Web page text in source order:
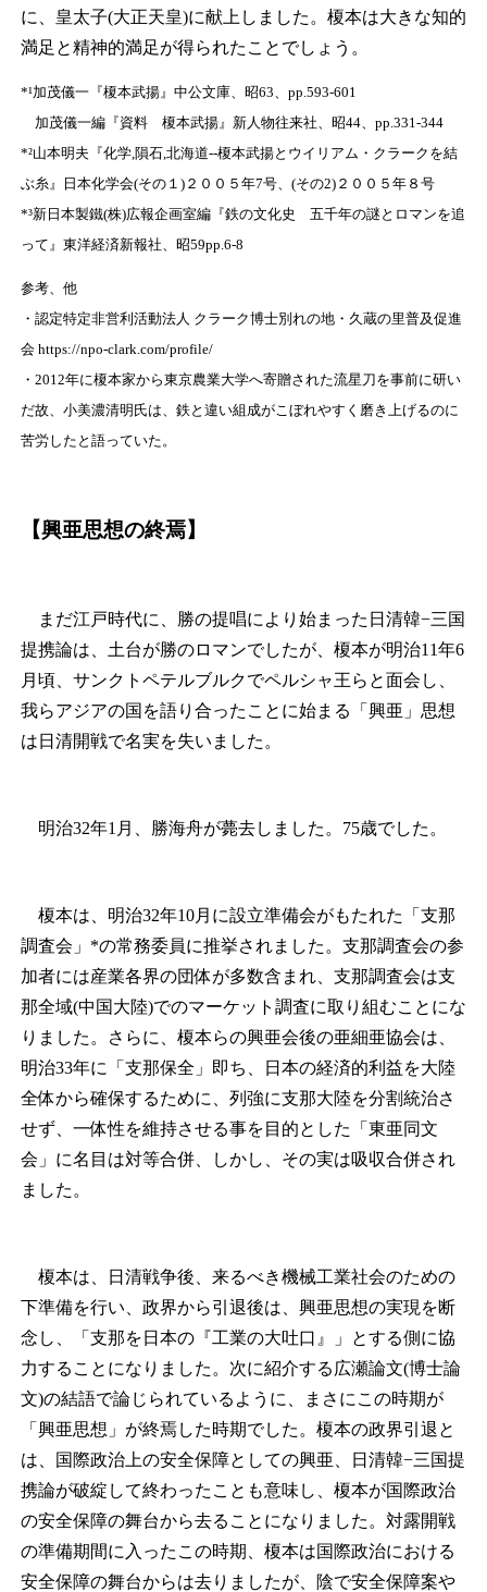
に、皇太子(大正天皇)に献上しました。榎本は大きな知的
満足と精神的満足が得られたことでしょう。
*¹加茂儀一『榎本武揚』中公文庫、昭63、pp.593-601
加茂儀一編『資料 榎本武揚』新人物往来社、昭44、pp.331-344
*²山本明夫『化学,隕石,北海道--榎本武揚とウイリアム・クラークを結
ぶ糸』日本化学会(その１)２００５年7号、(その2)２００５年８号
*³新日本製鐵(株)広報企画室編『鉄の文化史 五千年の謎とロマンを追
って』東洋経済新報社、昭59pp.6-8
参考、他
・認定特定非営利活動法人 クラーク博士別れの地・久蔵の里普及促進
会 https://npo-clark.com/profile/
・2012年に榎本家から東京農業大学へ寄贈された流星刀を事前に研い
だ故、小美濃清明氏は、鉄と違い組成がこぼれやすく磨き上げるのに
苦労したと語っていた。
【興亜思想の終焉】
まだ江戸時代に、勝の提唱により始まった日清韓−三国
提携論は、土台が勝のロマンでしたが、榎本が明治11年6
月頃、サンクトペテルブルクでペルシャ王らと面会し、
我らアジアの国を語り合ったことに始まる「興亜」思想
は日清開戦で名実を失いました。
明治32年1月、勝海舟が薨去しました。75歳でした。
榎本は、明治32年10月に設立準備会がもたれた「支那
調査会」*の常務委員に推挙されました。支那調査会の参
加者には産業各界の団体が多数含まれ、支那調査会は支
那全域(中国大陸)でのマーケット調査に取り組むことにな
りました。さらに、榎本らの興亜会後の亜細亜協会は、
明治33年に「支那保全」即ち、日本の経済的利益を大陸
全体から確保するために、列強に支那大陸を分割統治さ
せず、一体性を維持させる事を目的とした「東亜同文
会」に名目は対等合併、しかし、その実は吸収合併され
ました。
榎本は、日清戦争後、来るべき機械工業社会のための
下準備を行い、政界から引退後は、興亜思想の実現を断
念し、「支那を日本の『工業の大吐口』」とする側に協
力することになりました。次に紹介する広瀬論文(博士論
文)の結語で論じられているように、まさにこの時期が
「興亜思想」が終焉した時期でした。榎本の政界引退と
は、国際政治上の安全保障としての興亜、日清韓−三国提
携論が破綻して終わったことも意味し、榎本が国際政治
の安全保障の舞台から去ることになりました。対露開戦
の準備期間に入ったこの時期、榎本は国際政治における
安全保障の舞台からは去りましたが、陰で安全保障案や